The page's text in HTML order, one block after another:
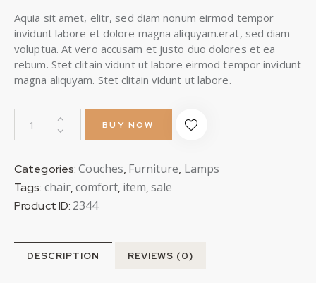
Aquia sit amet, elitr, sed diam nonum eirmod tempor
invidunt labore et dolore magna aliquyam.erat, sed diam
voluptua. At vero accusam et justo duo dolores et ea
rebum. Stet clitain vidunt ut labore eirmod tempor invidunt
magna aliquyam. Stet clitain vidunt ut labore.
BUY NOW
Categories:Couches, Furniture, Lamps
Tags: chair,comfort, item,sale
Product ID: 2344
DESCRIPTION REVIEWS (0)